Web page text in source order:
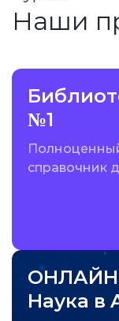
Наши
№1
справочник
Наука в